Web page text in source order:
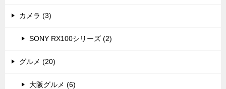
カメラ (3)
SONY RX100シリーズ (2)
グルメ (20)
大阪グルメ (6)